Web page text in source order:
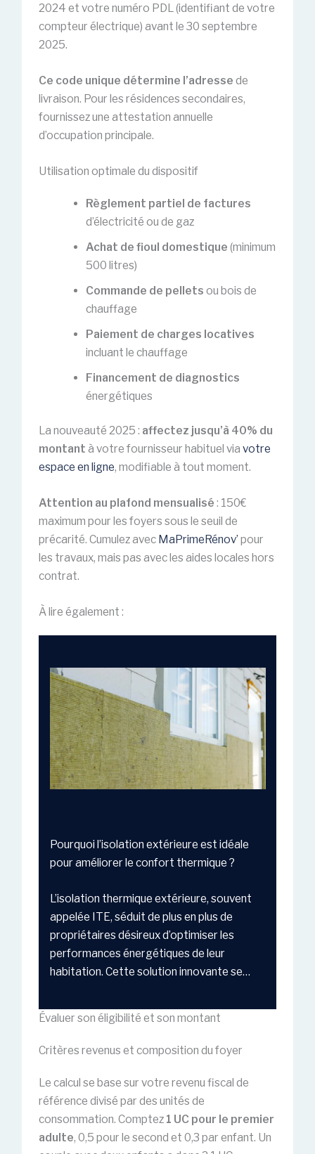
2024 et votre numéro PDL (identifiant de votre
compteur électrique) avant le 30 septembre
2025.
Ce code unique détermine l’adresse de
livraison. Pour les résidences secondaires,
fournissez une attestation annuelle
d’occupation principale.
Utilisation optimale du dispositif
Règlement partiel de factures
d’électricité ou de gaz
Achat de fioul domestique (minimum
500 litres)
Commande de pellets ou bois de
chauffage
Paiement de charges locatives
incluant le chauffage
Financement de diagnostics
énergétiques
La nouveauté 2025 : affectez jusqu’à 40% du
montant à votre fournisseur habituel via votre
espace en ligne, modifiable à tout moment.
Attention au plafond mensualisé : 150€
maximum pour les foyers sous le seuil de
précarité. Cumulez avec MaPrimeRénov’ pour
les travaux, mais pas avec les aides locales hors
contrat.
À lire également :
Pourquoi l’isolation extérieure est idéale
pour améliorer le confort thermique ?
L’isolation thermique extérieure, souvent
appelée ITE, séduit de plus en plus de
propriétaires désireux d’optimiser les
performances énergétiques de leur
habitation. Cette solution innovante se…
Évaluer son éligibilité et son montant
Critères revenus et composition du foyer
Le calcul se base sur votre revenu fiscal de
référence divisé par des unités de
consommation. Comptez 1 UC pour le premier
adulte, 0,5 pour le second et 0,3 par enfant. Un